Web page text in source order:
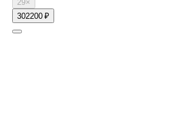
29×
302200 ₽